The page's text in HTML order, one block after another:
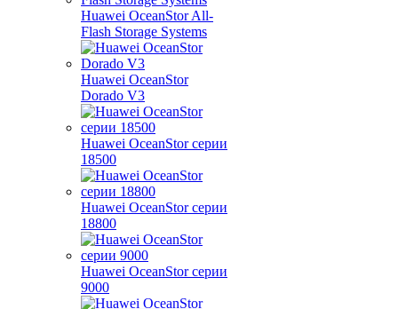
Huawei OceanStor All-
Flash Storage Systems
Huawei OceanStor
Dorado V3
Huawei OceanStor серии
18500
Huawei OceanStor серии
18800
Huawei OceanStor серии
9000